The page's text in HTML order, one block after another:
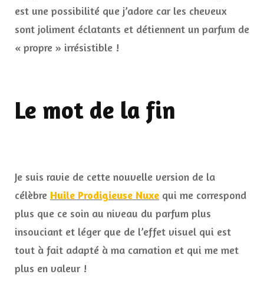
est une possibilité que j’adore car les cheveux
sont joliment éclatants et détiennent un parfum de
« propre » irrésistible !
Le mot de la fin
Je suis ravie de cette nouvelle version de la
célèbre Huile Prodigieuse Nuxe qui me correspond
plus que ce soin au niveau du parfum plus
insouciant et léger que de l’effet visuel qui est
tout à fait adapté à ma carnation et qui me met
plus en valeur !